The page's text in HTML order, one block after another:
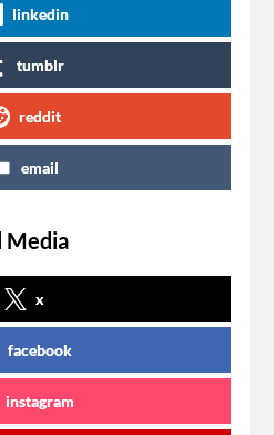
linkedin
tumblr
reddit
email
Media
x
facebook
instagram